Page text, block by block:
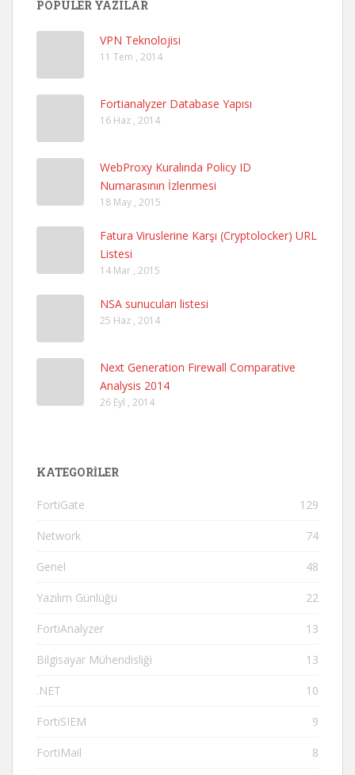
POPÜLER YAZILAR
VPN Teknolojisi
11 Tem , 2014
Fortianalyzer Database Yapısı
16 Haz , 2014
WebProxy Kuralında Policy ID
Numarasının İzlenmesi
18 May , 2015
Fatura Viruslerine Karşı (Cryptolocker) URL
Listesi
14 Mar , 2015
NSA sunucuları listesi
25 Haz , 2014
Next Generation Firewall Comparative
Analysis 2014
26 Eyl , 2014
KATEGORILER
FortiGate 129
Network 74
Genel 48
Yazılım Günlüğü 22
FortiAnalyzer 13
Bilgisayar Mühendisliği 13
.NET 10
FortiSIEM 9
FortiMail 8